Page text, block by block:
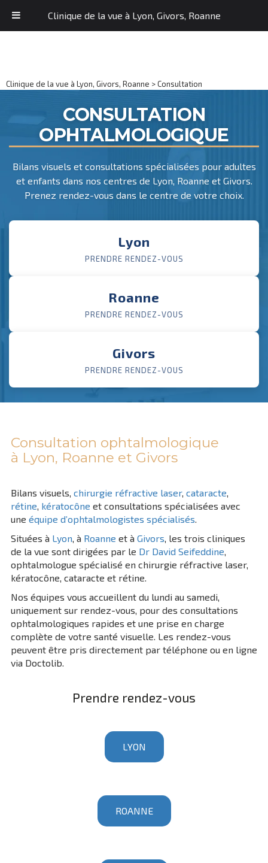
Clinique de la vue à Lyon, Givors, Roanne >Consultation
CONSULTATION
OPHTALMOLOGIQUE
Bilans visuels et consultations spécialisées pour adultes
et enfants dans nos centres de Lyon, Roanne et Givors.
Prenez rendez-vous dans le centre de votre choix.
Lyon
PRENDRE RENDEZ-VOUS
Roanne
PRENDRE RENDEZ-VOUS
Givors
PRENDRE RENDEZ-VOUS
Consultation ophtalmologique
à Lyon, Roanne et Givors
Bilans visuels, chirurgie réfractive laser, cataracte,
rétine, kératocône et consultations spécialisées avec
une équipe d’ophtalmologistes spécialisés.
Situées à Lyon, à Roanne et à Givors, les trois cliniques
de la vue sont dirigées par le Dr David Seifeddine,
ophtalmologue spécialisé en chirurgie réfractive laser,
kératocône, cataracte et rétine.
Nos équipes vous accueillent du lundi au samedi,
uniquement sur rendez-vous, pour des consultations
ophtalmologiques rapides et une prise en charge
complète de votre santé visuelle. Les rendez-vous
peuvent être pris directement par téléphone ou en ligne
via Doctolib.
Prendre rendez-vous
LYON
ROANNE
Clinique de la vue à Lyon, Givors, Roanne